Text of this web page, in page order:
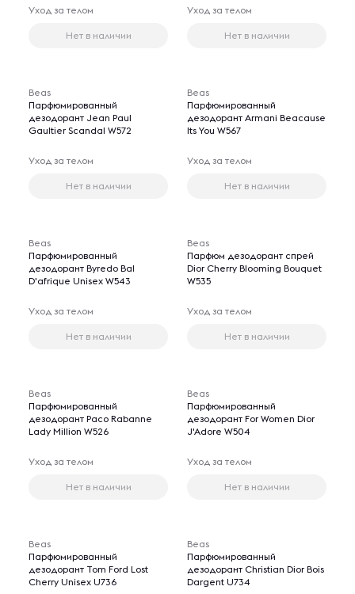
Уход за телом
Нет в наличии
Уход за телом
Нет в наличии
Beas
Парфюмированный
дезодорант Jean Paul
Gaultier Scandal W572
Уход за телом
Нет в наличии
Beas
Парфюмированный
дезодорант Armani Beacause
Its You W567
Уход за телом
Нет в наличии
Beas
Парфюмированный
дезодорант Byredo Bal
D'afrique Unisex W543
Уход за телом
Нет в наличии
Beas
Парфюм дезодорант спрей
Dior Cherry Blooming Bouquet
W535
Уход за телом
Нет в наличии
Beas
Парфюмированный
дезодорант Paco Rabanne
Lady Million W526
Уход за телом
Нет в наличии
Beas
Парфюмированный
дезодорант For Women Dior
J'Adore W504
Уход за телом
Нет в наличии
Beas
Парфюмированный
дезодорант Tom Ford Lost
Cherry Unisex U736
Beas
Парфюмированный
дезодорант Christian Dior Bois
Dargent U734